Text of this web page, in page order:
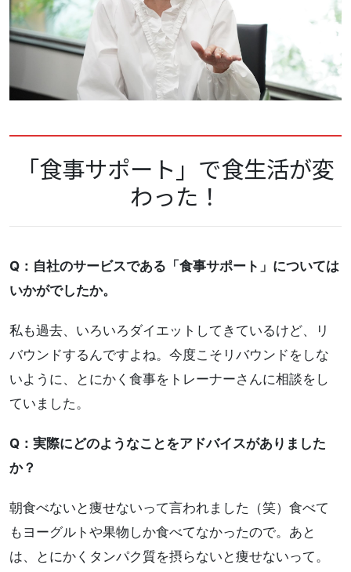
「食事サポート」で食生活が変
わった！
Q：自社のサービスである「食事サポート」については
いかがでしたか。
私も過去、いろいろダイエットしてきているけど、リ
バウンドするんですよね。今度こそリバウンドをしな
いように、とにかく食事をトレーナーさんに相談をし
ていました。
Q：実際にどのようなことをアドバイスがありました
か？
朝食べないと痩せないって言われました（笑）食べて
もヨーグルトや果物しか食べてなかったので。あと
は、とにかくタンパク質を摂らないと痩せないって。